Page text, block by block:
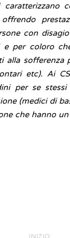
con
per coloro
alla sofferenza
etc). Ai
per se
(medici di
che hanno